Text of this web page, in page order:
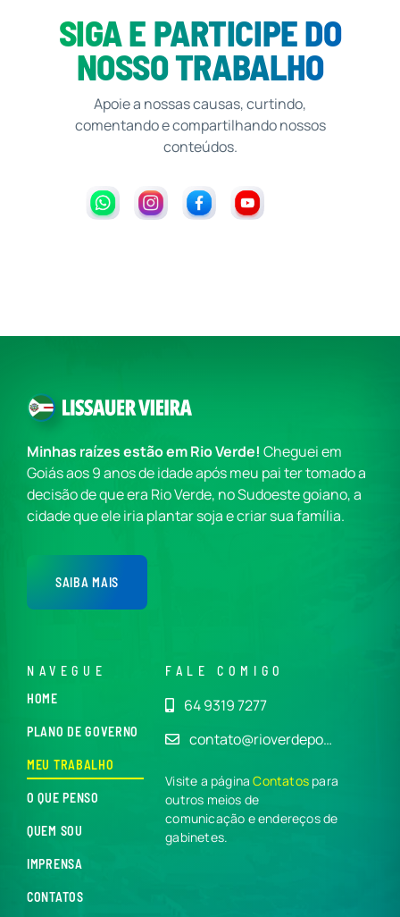
SIGA E PARTICIPE DO
NOSSO TRABALHO
Apoie a nossas causas, curtindo,
comentando e compartilhando nossos
conteúdos.
Minhas raízes estão em Rio Verde! Cheguei em
Goiás aos 9 anos de idade após meu pai ter tomado a
decisão de que era Rio Verde, no Sudoeste goiano, a
cidade que ele iria plantar soja e criar sua família.
SAIBA MAIS
NAVEGUE
HOME
PLANO DE GOVERNO
MEU TRABALHO
O QUE PENSO
QUEM SOU
IMPRENSA
CONTATOS
FALE COMIGO
64 9319 7277
contato@rioverdepo…
Visite a páginaContatos para
outros meios de
comunicação e endereços de
gabinetes.